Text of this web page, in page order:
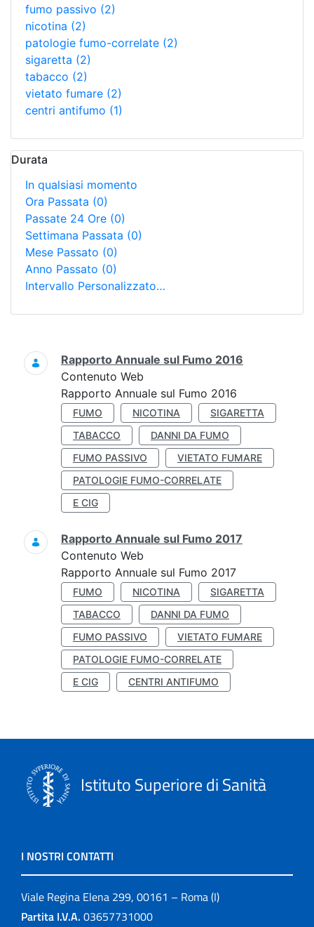
fumo passivo (2)
nicotina (2)
patologie fumo-correlate (2)
sigaretta (2)
tabacco (2)
vietato fumare (2)
centri antifumo (1)
Durata
In qualsiasi momento
Ora Passata (0)
Passate 24 Ore (0)
Settimana Passata (0)
Mese Passato (0)
Anno Passato (0)
Intervallo Personalizzato…
Ricerca
Rapporto Annuale sul Fumo 2016
Contenuto Web
Rapporto Annuale sul Fumo 2016
FUMO NICOTINA
SIGARETTA
TABACCO
DANNI DA FUMO
FUMO PASSIVO
VIETATO FUMARE
PATOLOGIE FUMO-CORRELATE
E CIG
Rapporto Annuale sul Fumo 2017
Contenuto Web
Rapporto Annuale sul Fumo 2017
FUMO NICOTINA
SIGARETTA
TABACCO
DANNI DA FUMO
FUMO PASSIVO
VIETATO FUMARE
PATOLOGIE FUMO-CORRELATE
E CIG
CENTRI ANTIFUMO
Istituto Superiore di Sanità
I NOSTRI CONTATTI
Viale Regina Elena 299, 00161 – Roma (I)
Partita I.V.A. 03657731000